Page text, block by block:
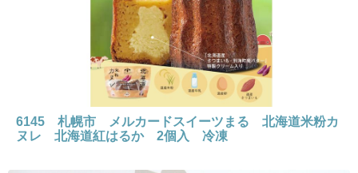
6145 札幌市 メルカードスイーツまる 北海道米粉カ
ヌレ 北海道紅はるか 2個入 冷凍